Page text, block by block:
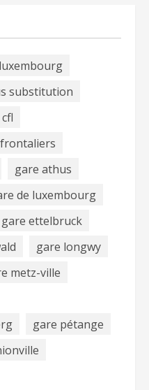
substitution
cfl
frontaliers
gare athus
de luxembourg
gare ettelbruck
gare longwy
metz-ville
gare pétange